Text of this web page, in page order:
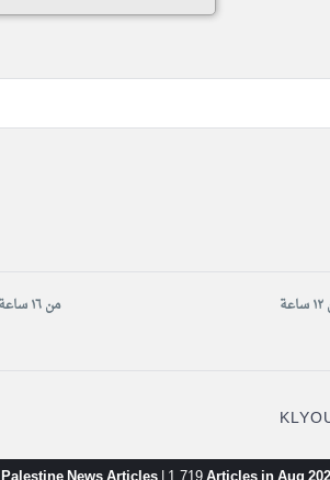
من ١٦ ساعة